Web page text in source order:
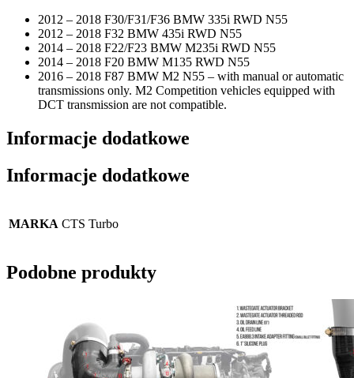
2012 – 2018 F30/F31/F36 BMW 335i RWD N55
2012 – 2018 F32 BMW 435i RWD N55
2014 – 2018 F22/F23 BMW M235i RWD N55
2014 – 2018 F20 BMW M135 RWD N55
2016 – 2018 F87 BMW M2 N55 – with manual or automatic
transmissions only. M2 Competition vehicles equipped with
DCT transmission are not compatible.
Informacje dodatkowe
Informacje dodatkowe
MARKA CTS Turbo
Podobne produkty